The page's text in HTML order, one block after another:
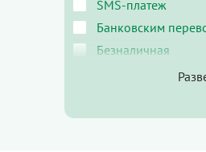
SMS-платеж
Банковским
Безналичная